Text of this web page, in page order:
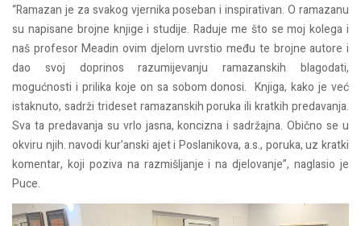
“Ramazan je za svakog vjernika poseban i inspirativan. O ramazanu
su napisane brojne knjige i studije. Raduje me što se moj kolega i
naš profesor Meadin ovim djelom uvrstio među te brojne autore i
dao svoj doprinos razumijevanju ramazanskih blagodati,
mogućnosti i prilika koje on sa sobom donosi. Knjiga, kako je već
istaknuto, sadrži trideset ramazanskih poruka ili kratkih predavanja.
Sva ta predavanja su vrlo jasna, koncizna i sadržajna. Obično se u
okviru njih. navodi kur’anski ajet i Poslanikova, a.s., poruka, uz kratki
komentar, koji poziva na razmišljanje i na djelovanje”, naglasio je
Puce.